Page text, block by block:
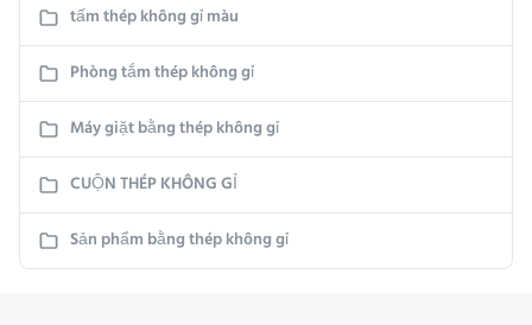
tấm thép không gỉ màu
Phòng tắm thép không gỉ
Máy giặt bằng thép không gỉ
CUỘN THÉP KHÔNG GỈ
Sản phẩm bằng thép không gỉ